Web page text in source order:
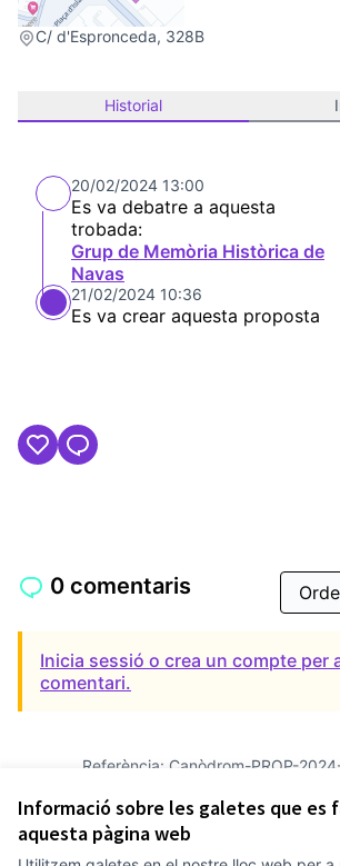
Informació sobre les galetes que es
aquesta pàgina web
C/ d'Espronceda, 328B
(Link externo)
Historial
20/02/2024 13:00
Es va debatre a aquesta
trobada:
Grup de Memòria Històrica de
Navas
21/02/2024 10:36
Es va crear aquesta proposta
0 comentaris
Inicia sessió o crea un compte per
comentari.
Referència: Canòdrom-PROP-
Verifica l'empremta